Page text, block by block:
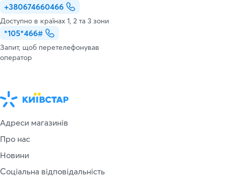
+380674660466
Доступно в країнах 1, 2 та 3 зони
*105*466#
Запит, щоб перетелефонував
оператор
Адреси магазинів
Про нас
Новини
Соціальна відповідальність